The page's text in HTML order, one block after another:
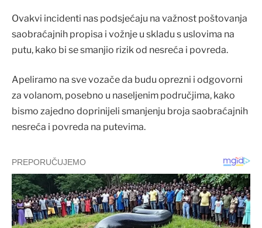
Ovakvi incidenti nas podsjećaju na važnost poštovanja
saobraćajnih propisa i vožnje u skladu s uslovima na
putu, kako bi se smanjio rizik od nesreća i povreda.
Apeliramo na sve vozače da budu oprezni i odgovorni
za volanom, posebno u naseljenim područjima, kako
bismo zajedno doprinijeli smanjenju broja saobraćajnih
nesreća i povreda na putevima.